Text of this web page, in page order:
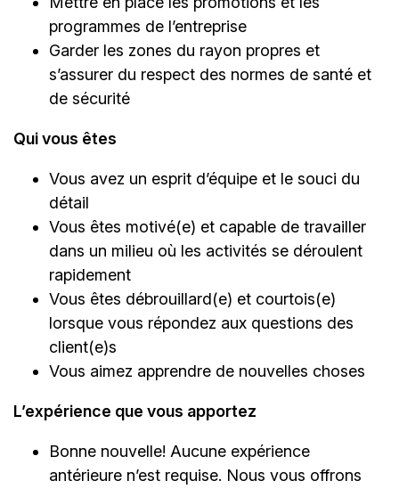
programmes de l’entreprise
Garder les zones du rayon propres et
s’assurer du respect des normes de santé et
de sécurité
Qui vous êtes
Vous avez un esprit d’équipe et le souci du
détail
Vous êtes motivé(e) et capable de travailler
dans un milieu où les activités se déroulent
rapidement
Vous êtes débrouillard(e) et courtois(e)
lorsque vous répondez aux questions des
client(e)s
Vous aimez apprendre de nouvelles choses
L’expérience que vous apportez
Bonne nouvelle! Aucune expérience
antérieure n’est requise. Nous vous offrons